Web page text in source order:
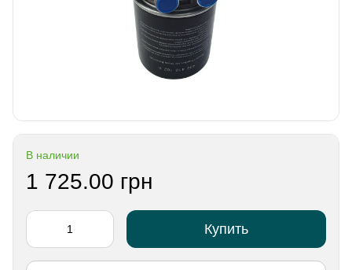
В наличии
1 725.00 грн
Купить